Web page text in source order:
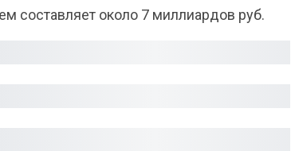
составляет около 7 миллиардов руб.